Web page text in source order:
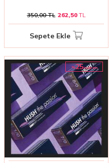
350,00TL 262,50TL
Sepete Ekle
%25i̇ndirim